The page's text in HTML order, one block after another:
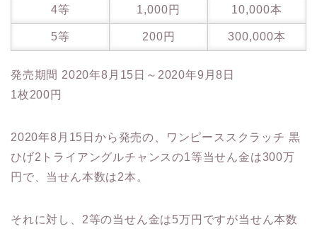
4等 1,000円 10,000本
5等 200円 300,000本
発売期間 2020年8月15日～2020年9月8日
1枚200円
2020年8月15日から発売の、ワンピーススクラッチ 黒
ひげ2トライアングルチャンスの1等当せん金は300万
円で、当せん本数は2本。
それに対し、2等の当せん金は5万円ですが当せん本数